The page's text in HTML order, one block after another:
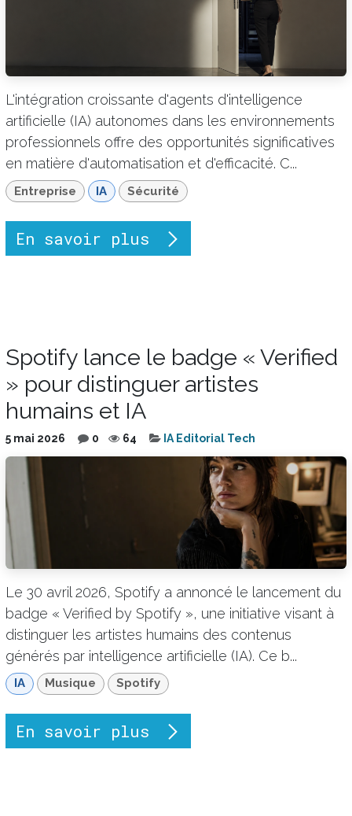
L'intégration croissante d'agents d'intelligence
artificielle (IA) autonomes dans les environnements
professionnels offre des opportunités significatives
en matière d'automatisation et d'efficacité. C...
Entreprise IA Sécurité
En savoir plus
Spotify lance le badge « Verified
» pour distinguer artistes
humains et IA
5 mai 2026 0 64 IA Editorial Tech
Le 30 avril 2026, Spotify a annoncé le lancement du
badge « Verified by Spotify », une initiative visant à
distinguer les artistes humains des contenus
générés par intelligence artificielle (IA). Ce b...
IA Musique Spotify
En savoir plus